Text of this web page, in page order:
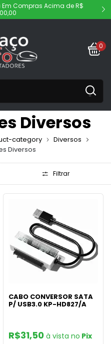
Em Compras Acima de R$
0
Diversos
category
Diversos
Diversos
Filtrar
CABO CONVERSOR SATA
P/ USB3.0 KP-HD827/A
R$31,50
Pix